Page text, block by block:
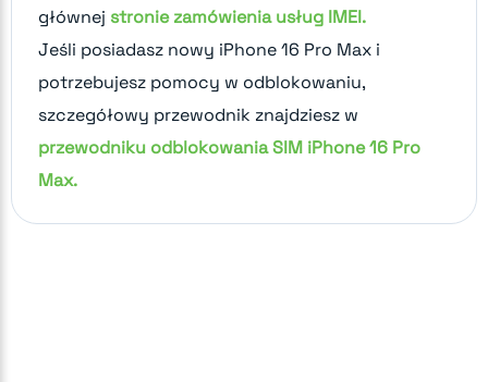
głównej stronie zamówienia usług IMEI.
Jeśli posiadasz nowy iPhone 16 Pro Max i
potrzebujesz pomocy w odblokowaniu,
szczegółowy przewodnik znajdziesz w
przewodniku odblokowania SIM iPhone 16 Pro
Max.